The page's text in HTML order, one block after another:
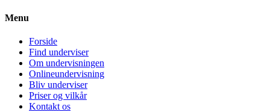
Menu
Forside
Find underviser
Om undervisningen
Onlineundervisning
Bliv underviser
Priser og vilkår
Kontakt os